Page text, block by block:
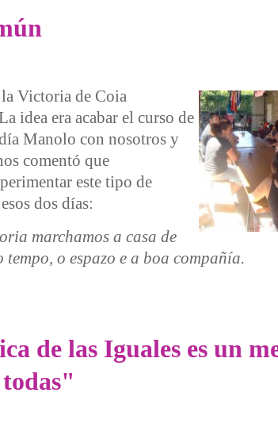
Victoria de Coia
idea era acabar el curso de
Manolo con nosotros y
comentó que
este tipo de
dos días:
marchamos a casa de
o espazo e a boa compañía.
de las Iguales es un